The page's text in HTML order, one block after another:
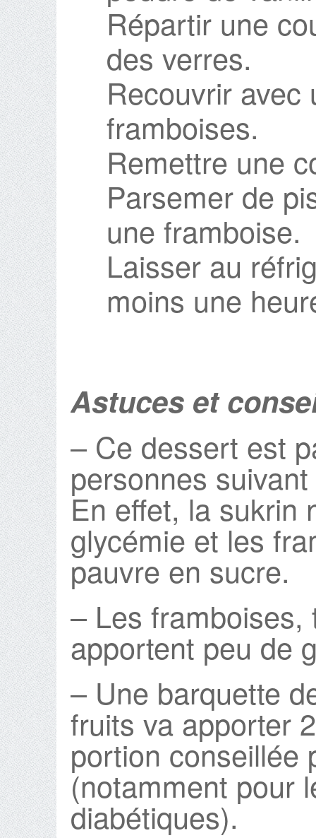
Répartir une
des verres.
Recouvrir avec
framboises.
Remettre une
Parsemer de
une framboise.
Laisser au
moins une
Astuces et
– Ce dessert est
personnes
En effet, la sukrin
glycémie et les
pauvre en sucre.
– Les
apportent peu de
– Une barquette
fruits va apporter
portion conseillée
(notamment pour
diabétiques).